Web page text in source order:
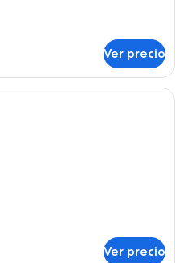
Ver precio
Una habitación de hotel moderna
Ver precio